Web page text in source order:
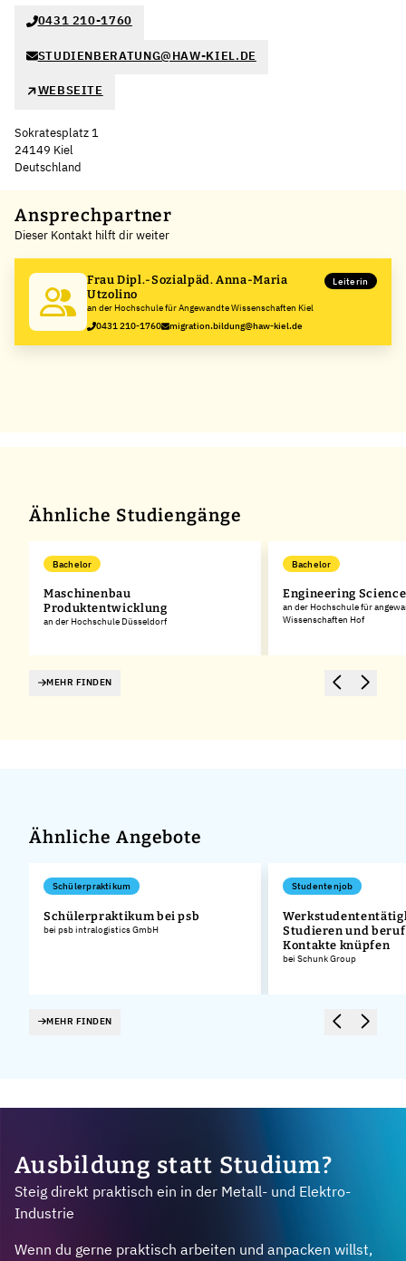
0431 210-1760
STUDIENBERATUNG@HAW-KIEL.DE
WEBSEITE
Sokratesplatz 1
24149 Kiel
Deutschland
+
−
Ansprechpartner
Dieser Kontakt hilft dir weiter
Frau Dipl.-Sozialpäd. Anna-Maria
Utzolino
an der Hochschule für Angewandte Wissenschaften Kiel
Leiterin
0431 210-1760 migration.bildung@haw-kiel.de
Ähnliche Studiengänge
Bachelor
Maschinenbau
Produktentwicklung
an der Hochschule Düsseldorf
Bachelor
Engineering Science
an der Hochschule für
Wissenschaften Hof
MEHR FINDEN
Ähnliche Angebote
Schülerpraktikum
Schülerpraktikum bei psb
bei psb intralogistics GmbH
Studentenjob
Studieren und
Kontakte knüpfen
bei Schunk Group
MEHR FINDEN
Ausbildung statt Studium?
Steig direkt praktisch ein in der Metall- und Elektro-
Industrie
Wenn du gerne praktisch arbeiten und anpacken willst,